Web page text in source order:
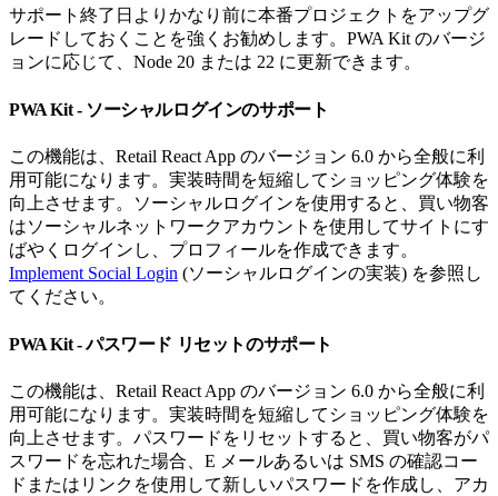
サポート終了日よりかなり前に本番プロジェクトをアップグ
レードしておくことを強くお勧めします。PWA Kit のバージ
ョンに応じて、Node 20 または 22 に更新できます。
PWA Kit - ソーシャルログインのサポート
この機能は、Retail React App のバージョン 6.0 から全般に利
用可能になります。実装時間を短縮してショッピング体験を
向上させます。ソーシャルログインを使用すると、買い物客
はソーシャルネットワークアカウントを使用してサイトにす
ばやくログインし、プロフィールを作成できます。
Implement Social Login (ソーシャルログインの実装) を参照し
てください。
PWA Kit - パスワード リセットのサポート
この機能は、Retail React App のバージョン 6.0 から全般に利
用可能になります。実装時間を短縮してショッピング体験を
向上させます。パスワードをリセットすると、買い物客がパ
スワードを忘れた場合、E メールあるいは SMS の確認コー
ドまたはリンクを使用して新しいパスワードを作成し、アカ